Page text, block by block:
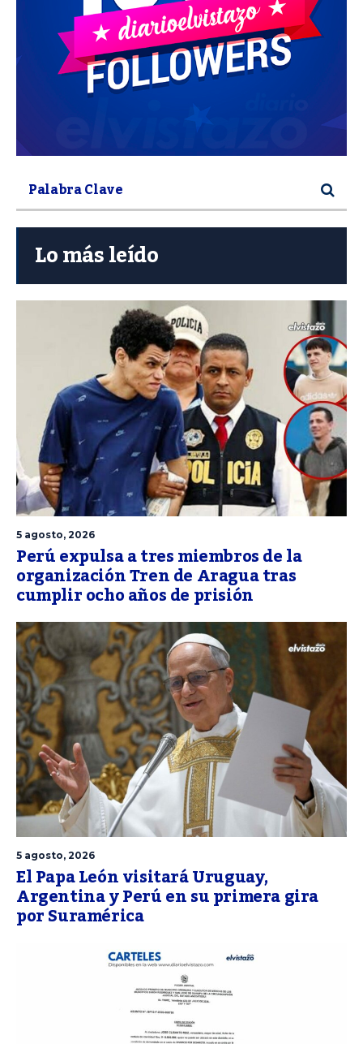
Lo más leído
5 agosto, 2026
Perú expulsa a tres miembros de la
organización Tren de Aragua tras
cumplir ocho años de prisión
5 agosto, 2026
El Papa León visitará Uruguay,
Argentina y Perú en su primera gira
por Suramérica